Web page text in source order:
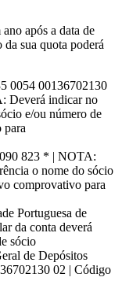
após a data de
sua quota poderá
0054 00136702130
Deverá indicar no
e/ou número de
para
823 * | NOTA:
o nome do sócio
comprovativo para
Portuguesa de
da conta deverá
sócio
de Depósitos
02 | Código